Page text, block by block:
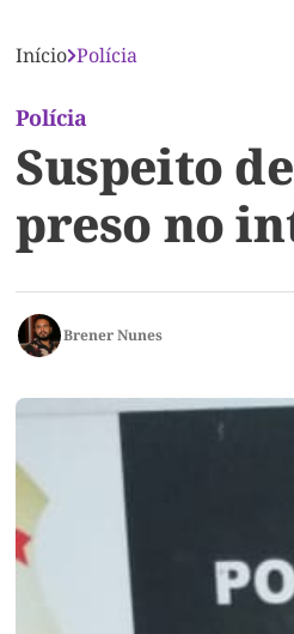
Início Polícia
Polícia
Suspeito
preso no
Brener Nunes